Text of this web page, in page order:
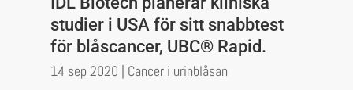
studier i USA för sitt snabbtest
för blåscancer, UBC® Rapid.
14 sep 2020 | Cancer i urinblåsan